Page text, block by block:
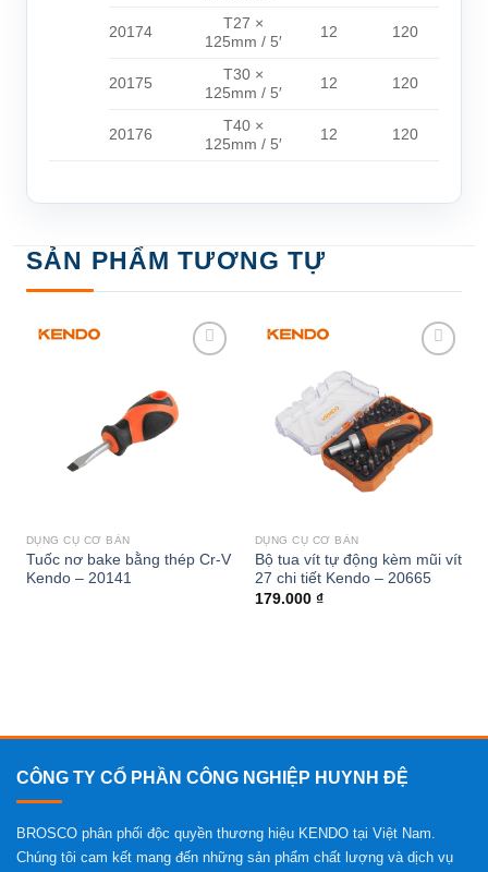
20174
T27 ×
125mm / 5′
12 120
20175
T30 ×
125mm / 5′
12 120
20176
T40 ×
125mm / 5′
12 120
SẢN PHẨM TƯƠNG TỰ
DỤNG CỤ CƠ BẢN
Tuốc nơ bake bằng thép Cr-V
Kendo – 20141
DỤNG CỤ CƠ BẢN
Bộ tua vít tự động kèm mũi vít
27 chi tiết Kendo – 20665
179.000 ₫
CÔNG TY CỔ PHẦN CÔNG NGHIỆP HUYNH ĐỆ
BROSCO phân phối độc quyền thương hiệu KENDO tại Việt Nam.
Chúng tôi cam kết mang đến những sản phẩm chất lượng và dịch vụ